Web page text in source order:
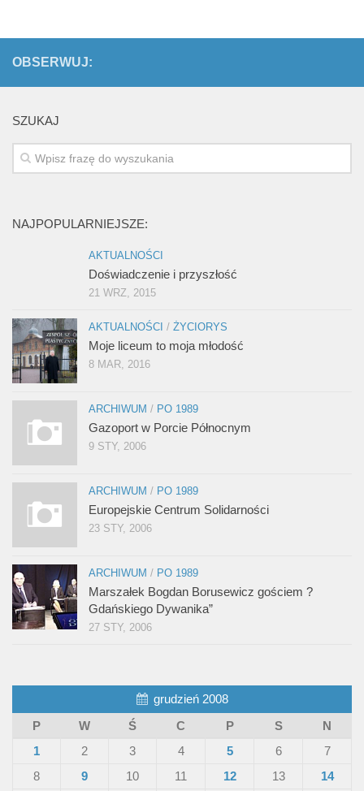
OBSERWUJ:
SZUKAJ
NAJPOPULARNIEJSZE:
AKTUALNOŚCI
Doświadczenie i przyszłość
21 WRZ, 2015
AKTUALNOŚCI / ŻYCIORYS
Moje liceum to moja młodość
8 MAR, 2016
ARCHIWUM / PO 1989
Gazoport w Porcie Północnym
9 STY, 2006
ARCHIWUM / PO 1989
Europejskie Centrum Solidarności
23 STY, 2006
ARCHIWUM / PO 1989
Marszałek Bogdan Borusewicz gościem ?
Gdańskiego Dywanika”
27 STY, 2006
grudzień 2008
P
W Ś C P S
N
1
2 3 4 5 6
7
8
9 10 11 12 13 14